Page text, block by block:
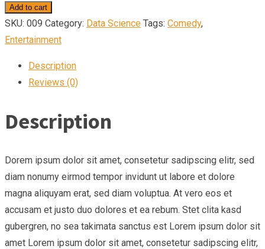
2.0
Marss
quantity
Add to cart
SKU: 009 Category: Data Science Tags: Comedy,
Entertainment
Description
Reviews (0)
Description
Dorem ipsum dolor sit amet, consetetur sadipscing elitr, sed
diam nonumy eirmod tempor invidunt ut labore et dolore
magna aliquyam erat, sed diam voluptua. At vero eos et
accusam et justo duo dolores et ea rebum. Stet clita kasd
gubergren, no sea takimata sanctus est Lorem ipsum dolor sit
amet Lorem ipsum dolor sit amet, consetetur sadipscing elitr,